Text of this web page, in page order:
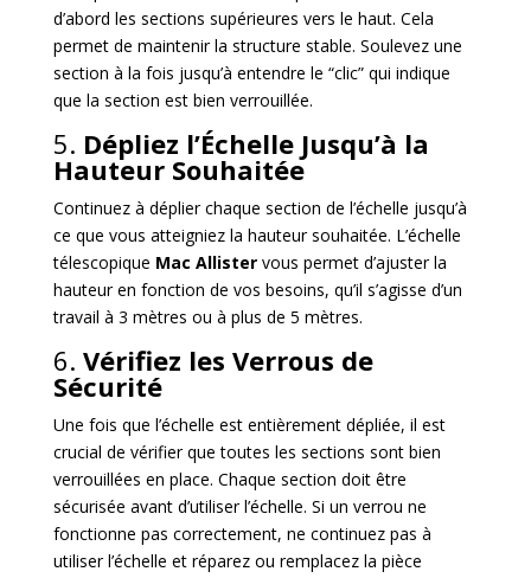
d’abord les sections supérieures vers le haut. Cela
permet de maintenir la structure stable. Soulevez une
section à la fois jusqu’à entendre le “clic” qui indique
que la section est bien verrouillée.
5. Dépliez l’Échelle Jusqu’à la
Hauteur Souhaitée
Continuez à déplier chaque section de l’échelle jusqu’à
ce que vous atteigniez la hauteur souhaitée. L’échelle
télescopique Mac Allistervous permet d’ajuster la
hauteur en fonction de vos besoins, qu’il s’agisse d’un
travail à 3 mètres ou à plus de 5 mètres.
6. Vérifiez les Verrous de
Sécurité
Une fois que l’échelle est entièrement dépliée, il est
crucial de vérifier que toutes les sections sont bien
verrouillées en place. Chaque section doit être
sécurisée avant d’utiliser l’échelle. Si un verrou ne
fonctionne pas correctement, ne continuez pas à
utiliser l’échelle et réparez ou remplacez la pièce